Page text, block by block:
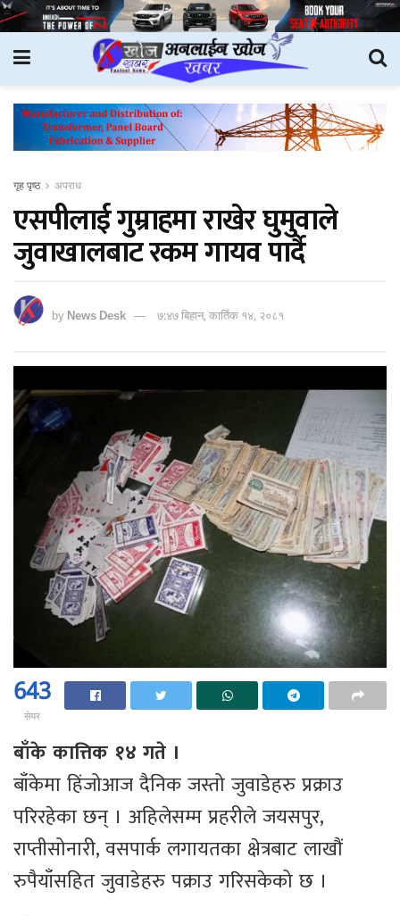
गृह पृष्ठ अपराध
एसपीलाई गुम्राहमा राखेर घुमुवाले
जुवाखालबाट रकम गायव पार्दै
byNews Desk ७:४७ बिहान, कार्तिक १४, २०८१
643
सेयर
बाँके कात्तिक १४ गते ।
बाँकेमा हिंजोआज दैनिक जस्तो जुवाडेहरु प्रक्राउ
परिरहेका छन् । अहिलेसम्म प्रहरीले जयसपुर,
राप्तीसोनारी, वसपार्क लगायतका क्षेत्रबाट लाखौं
रुपैयाँसहित जुवाडेहरु पक्राउ गरिसकेको छ ।